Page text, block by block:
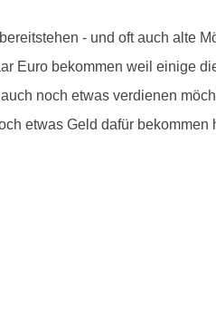
- und oft auch alte
Euro bekommen weil einige
noch etwas verdienen
etwas Geld dafür bekommen